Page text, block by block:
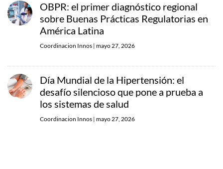
OBPR: el primer diagnóstico regional
sobre Buenas Prácticas Regulatorias en
América Latina
Coordinacion Innos | mayo 27, 2026
Día Mundial de la Hipertensión: el
desafío silencioso que pone a prueba a
los sistemas de salud
Coordinacion Innos | mayo 27, 2026